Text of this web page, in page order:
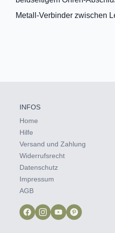
Metall-Verbinder zwischen
INFOS
Home
Hilfe
Versand und Zahlung
Widerrufsrecht
Datenschutz
Impressum
AGB